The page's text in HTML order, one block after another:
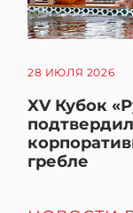
28 ИЮЛЯ 2026
XV Кубок
гребле